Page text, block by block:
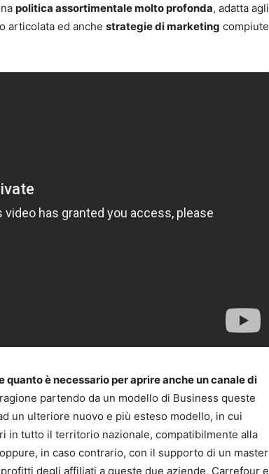
politica assortimentale molto profonda, adatta agli
articolata ed anche strategie di marketing compiute
è necessario per aprire anche un canale di
partendo da un modello di Business queste
un ulteriore nuovo e più esteso modello, in cui
in tutto il territorio nazionale, compatibilmente alla
in caso contrario, con il supporto di un master
degli affiliati a queste due aziende, Carrefour e